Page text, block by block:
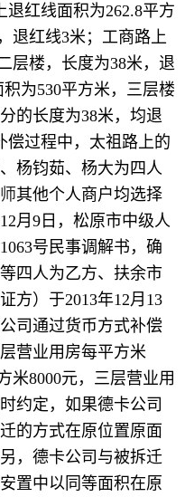
红线面积为262.8平方
退红线3米；工商路上
层楼，长度为38米，退
为530平方米，三层楼
的长度为38米，均退
偿过程中，太祖路上的
杨钧茹、杨大为四人
其他个人商户均选择
月9日，松原市中级人
号民事调解书，确
四人为乙方、扶余市
方）于2013年12月13
司通过货币方式补偿
营业用房每平方米
米8000元，三层营业用
约定，如果德卡公司
的方式在原位置原面
，德卡公司与被拆迁
置中以同等面积在原